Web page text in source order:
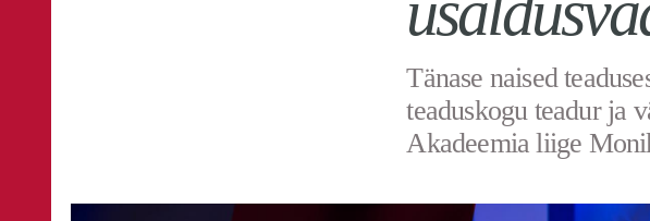
Tänase naised
teaduskogu teadur ja
Akadeemia liige